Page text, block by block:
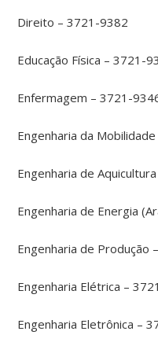
Direito – 3721-9382
Educação Física – 3721-
Enfermagem – 3721-
Engenharia da
Engenharia de
Engenharia de Energia
Engenharia de Produção
Engenharia Elétrica –
Engenharia Eletrônica –